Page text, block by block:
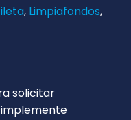
, Limpiafondos,
solicitar